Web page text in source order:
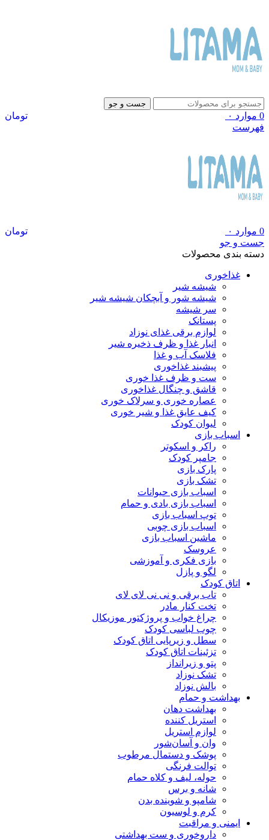
جست و جو
0 موارد ۰
تومان
فهرست
0 موارد ۰
تومان
جست و جو
دسته بندی محصولات
غذاخوری
شیشه شیر
شیشه ‌شور و آبچکان شیشه‌ شیر
سر شیشه
پستانک
لوازم برقی غذای نوزاد
انبار غذا و ظرف ذخیره شیر
فلاسک آب و غذا
پیشبند غذاخوری
ست و ظرف غذا خوری
قاشق و چنگال غذاخوری
عصاره خوری و سرلاک خوری
کیف عایق غذا و شیر خوری
لیوان کودک
اسباب بازی
راکر و اسکوتر
جامپر کودک
پارک بازی
تشک بازی
اسباب بازی حیوانات
اسباب بازی بادی و حمام
توپ اسباب بازی
اسباب بازی چوبی
ماشین اسباب بازی
عروسک
بازی فکری و آموزشی
لگو و پازل
اتاق کودک
تاب برقی و نی نی لای لای
تخت کنار مادر
چراغ خواب و پروژکتور موزیکال
چوب لباسی کودک
سطل و زیرپایی اتاق کودک
تزئینات اتاق کودک
پتو و زیرانداز
تشک نوزاد
بالش نوزاد
بهداشت و حمام
بهداشت دهان
استریل کننده
لوازم استریل
وان و آسان‌شور
پوشک و دستمال مرطوب
توالت فرنگی
حوله، لیف و کلاه حمام
شانه و برس
شامپو و شوینده بدن
کرم و لوسیون
ایمنی و مراقبت
داروخوری و ست بهداشتی